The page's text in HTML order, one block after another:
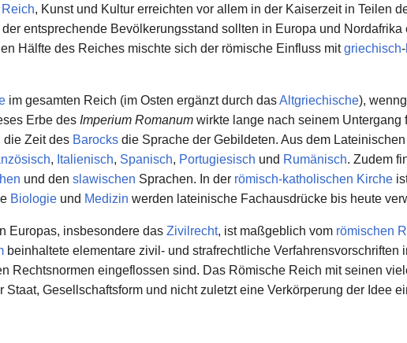
, Kunst und Kultur erreichten vor allem in der Kaiserzeit in Teilen
entsprechende Bevölkerungsstand sollten in Europa und
Hälfte des Reiches mischte sich der römische Einfluss mitgriechisch-
im gesamten Reich (im Osten ergänzt durch dasAltgriechische),
Erbe des Imperium Romanum wirkte lange nach seinem Untergang
die Zeit des Barocks die Sprache der Gebildeten. Aus dem
, Italienisch, Spanisch, Portugiesisch und Rumänisch. Zudem
und den slawischen Sprachen. In der römisch-katholischen Kirche
Biologie und Medizin werden lateinische Fachausdrücke bis heute
Europas, insbesondere das Zivilrecht, ist maßgeblich vom römischen
beinhaltete elementare zivil- und strafrechtliche Verfahrensvorschriften
Rechtsnormen eingeflossen sind. Das Römische Reich mit seinen
Gesellschaftsform und nicht zuletzt eine Verkörperung der Idee